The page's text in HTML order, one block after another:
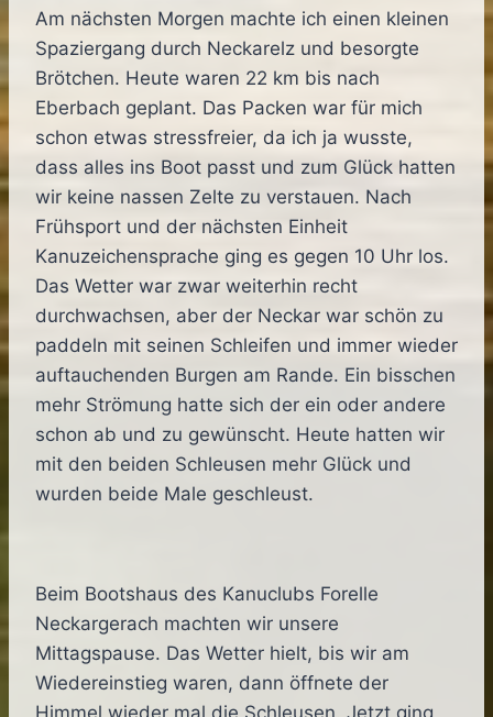
Am nächsten Morgen machte ich einen kleinen
Spaziergang durch Neckarelz und besorgte
Brötchen. Heute waren 22 km bis nach
Eberbach geplant. Das Packen war für mich
schon etwas stressfreier, da ich ja wusste,
dass alles ins Boot passt und zum Glück hatten
wir keine nassen Zelte zu verstauen. Nach
Frühsport und der nächsten Einheit
Kanuzeichensprache ging es gegen 10 Uhr los.
Das Wetter war zwar weiterhin recht
durchwachsen, aber der Neckar war schön zu
paddeln mit seinen Schleifen und immer wieder
auftauchenden Burgen am Rande. Ein bisschen
mehr Strömung hatte sich der ein oder andere
schon ab und zu gewünscht. Heute hatten wir
mit den beiden Schleusen mehr Glück und
wurden beide Male geschleust.
Beim Bootshaus des Kanuclubs Forelle
Neckargerach machten wir unsere
Mittagspause. Das Wetter hielt, bis wir am
Wiedereinstieg waren, dann öffnete der
Himmel wieder mal die Schleusen. Jetzt ging